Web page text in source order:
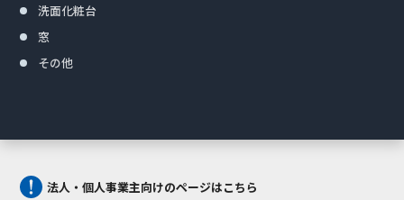
洗面化粧台
窓
その他
法人・個人事業主向けのページはこちら